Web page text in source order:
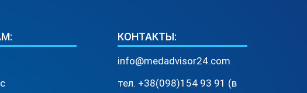
КОНТАКТЫ:
info@medadvisor24.com
тел. +38(098)154 93 91 (в